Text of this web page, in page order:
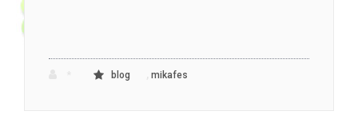
blog mikafes